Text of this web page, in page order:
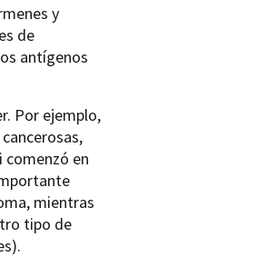
y
de
antígenos
Por ejemplo,
en
mientras
tipo de